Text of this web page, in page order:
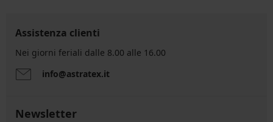
Assistenza clienti
Nei giorni feriali dalle 8.00 alle 16.00
info@astratex.it
Newsletter